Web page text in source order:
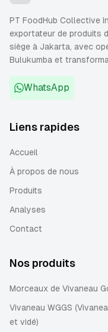
PT FoodHub Collective
exportateur de produits
siège à Jakarta, avec
Bulukumba et
WhatsApp
Liens rapides
Accueil
À propos de nous
Produits
Analyses
Contact
Nos produits
Morceaux de Vivaneau
Vivaneau WGGS
et vidé)